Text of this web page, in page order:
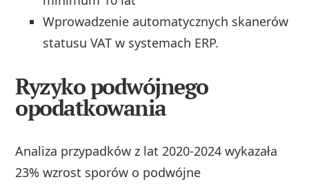
Wprowadzenie automatycznych skanerów
statusu VAT w systemach ERP.
Ryzyko podwójnego
opodatkowania
Analiza przypadków z lat 2020-2024 wykazała
23% wzrost sporów o podwójne